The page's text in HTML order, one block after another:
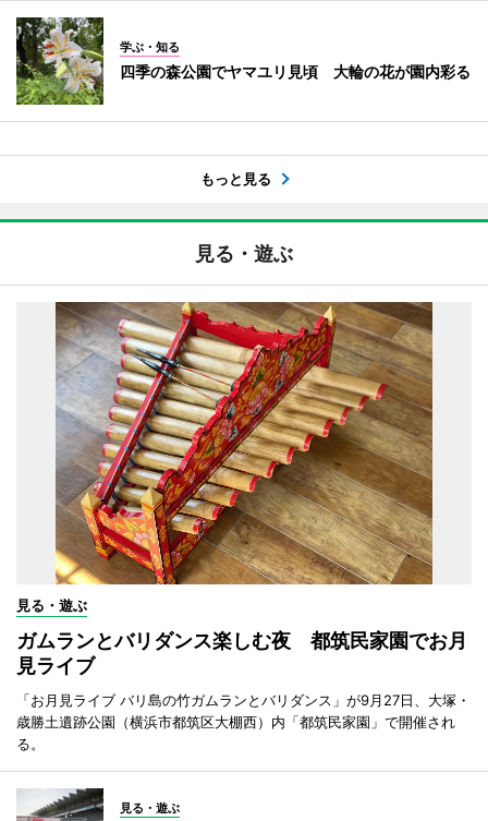
学ぶ・知る
四季の森公園でヤマユリ見頃 大輪の花が園内彩る
もっと見る
見る・遊ぶ
見る・遊ぶ
ガムランとバリダンス楽しむ夜 都筑民家園でお月
見ライブ
「お月見ライブ バリ島の竹ガムランとバリダンス」が9月27日、大塚・
歳勝土遺跡公園（横浜市都筑区大棚西）内「都筑民家園」で開催され
る。
見る・遊ぶ